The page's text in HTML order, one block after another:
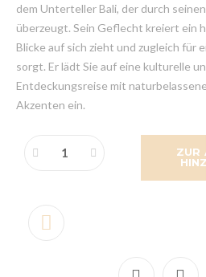
dem Unterteller Bali, der durch
überzeugt. Sein Geflecht kreiert ein
Blicke auf sich zieht und zugleich für
sorgt. Er lädt Sie auf eine kulturelle
Entdeckungsreise mit
Akzenten ein.
ZUR